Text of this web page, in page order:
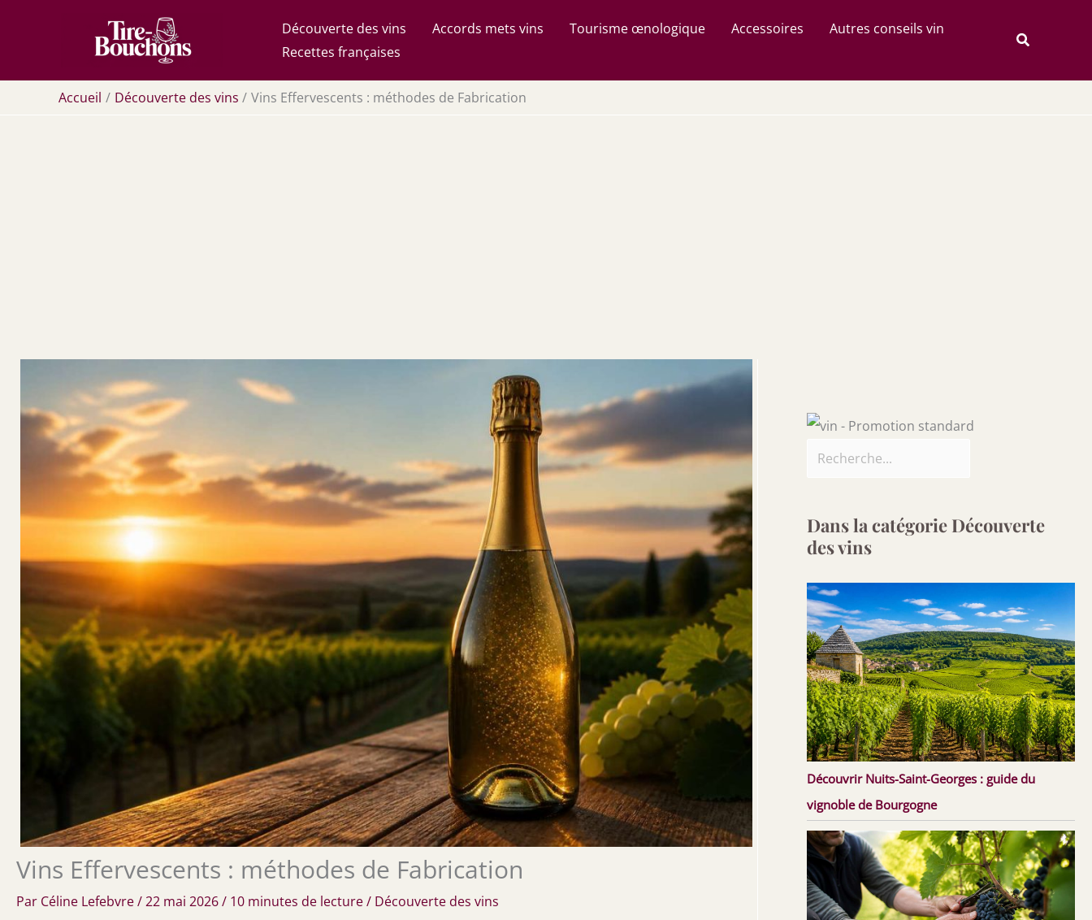
Découverte des vins Accords mets vins Tourisme œnologique Accessoires
Autres conseils vin
Recettes françaises
Rechercher
Accueil Découverte des vins Vins Effervescents : méthodes de Fabrication
Vins Effervescents : méthodes de Fabrication
Par Céline Lefebvre/22 mai 2026/ 10 minutes de lecture/ Découverte des vins
Dans la catégorie Découverte
des vins
Découvrir Nuits-Saint-Georges : guide du
vignoble de Bourgogne